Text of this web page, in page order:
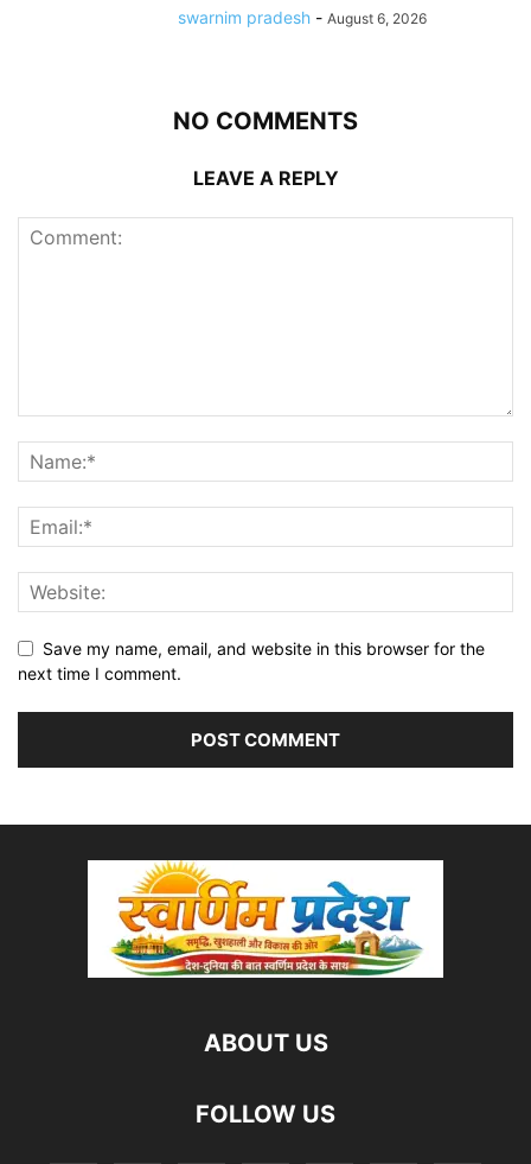
swarnim pradesh - August 6, 2026
NO COMMENTS
LEAVE A REPLY
Save my name, email, and website in this browser for the
next time I comment.
ABOUT US
FOLLOW US